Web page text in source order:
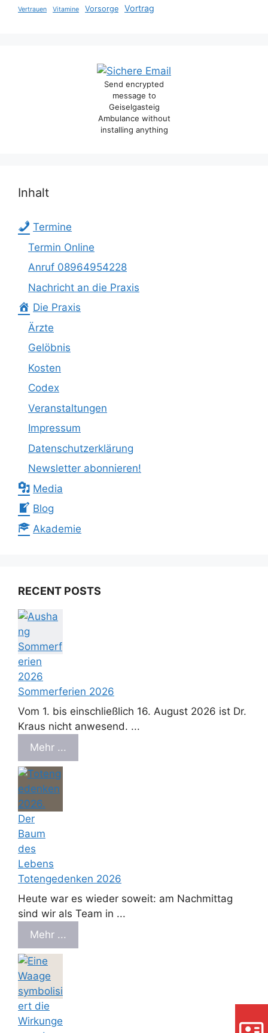
Vertrauen Vitamine Vorsorge Vortrag
Send encrypted
message to
Geiselgasteig
Ambulance without
installing anything
Inhalt
Termine
Termin Online
Anruf 08964954228
Nachricht an die Praxis
Die Praxis
Ärzte
Gelöbnis
Kosten
Codex
Veranstaltungen
Impressum
Datenschutzerklärung
Newsletter abonnieren!
Media
Blog
Akademie
RECENT POSTS
Sommerferien 2026
Vom 1. bis einschließlich 16. August 2026 ist Dr.
Kraus nicht anwesend. ...
Mehr ...
Totengedenken 2026
Heute war es wieder soweit: am Nachmittag
sind wir als Team in ...
Mehr ...